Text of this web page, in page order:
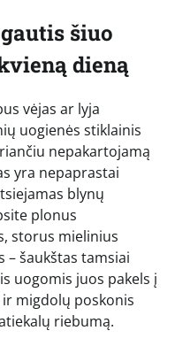
šiuo
dieną
vėjas ar lyja
uogienės stiklainis
nepakartojamą
yra nepaprastai
blynų
plonus
storus mielinius
– šaukštas tamsiai
uogomis juos pakels į
ir migdolų poskonis
riebumą.